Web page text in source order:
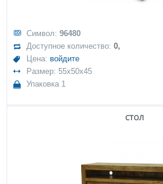
Символ:96480
Доступное количество:0,
Цена: войдите
Размер: 55x50x45
Упаковка 1
стол